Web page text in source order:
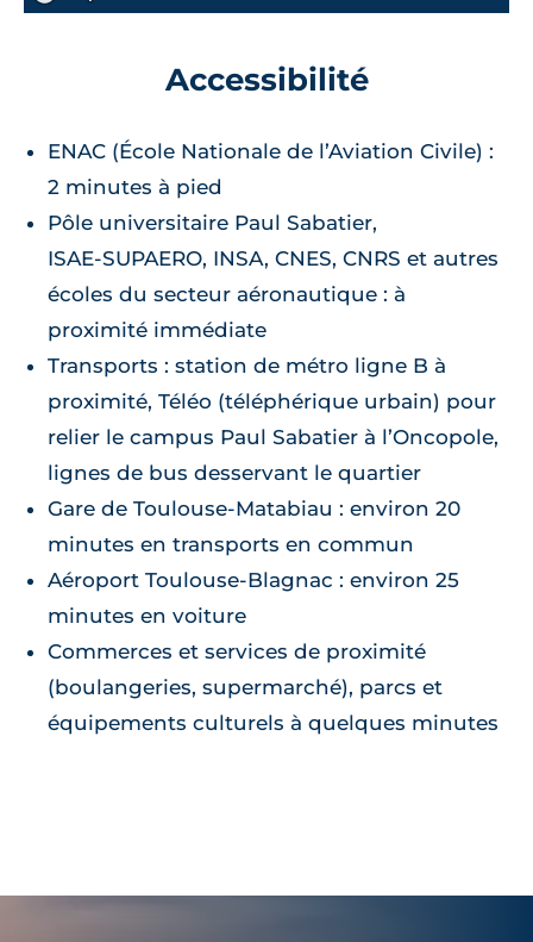
Accessibilité
ENAC (École Nationale de l’Aviation Civile) :
2 minutes à pied
Pôle universitaire Paul Sabatier,
ISAE‑SUPAERO, INSA, CNES, CNRS et autres
écoles du secteur aéronautique : à
proximité immédiate
Transports : station de métro ligne B à
proximité, Téléo (téléphérique urbain) pour
relier le campus Paul Sabatier à l’Oncopole,
lignes de bus desservant le quartier
Gare de Toulouse‑Matabiau : environ 20
minutes en transports en commun
Aéroport Toulouse‑Blagnac : environ 25
minutes en voiture
Commerces et services de proximité
(boulangeries, supermarché), parcs et
équipements culturels à quelques minutes